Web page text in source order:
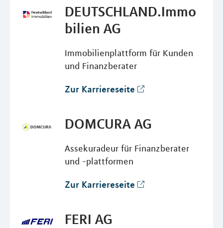
DEUTSCHLAND.Immo
bilien AG
Immobilienplattform für Kunden
und Finanzberater
Zur Karriereseite
DOMCURA AG
Assekuradeur für Finanzberater
und -plattformen
Zur Karriereseite
FERI AG